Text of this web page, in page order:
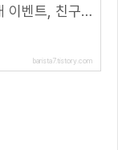
앱테크, 프레딧 친구초대 이벤트, 친구도 나도 5,000원 적립!( 추천코드 : winhunt )
barista7.tistory.com